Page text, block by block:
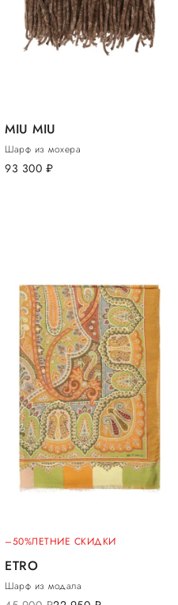
MIU MIU
Шарф из мохера
93 300 руб.
–50%ЛЕТНИЕ СКИДКИ
ETRO
Шарф из модала